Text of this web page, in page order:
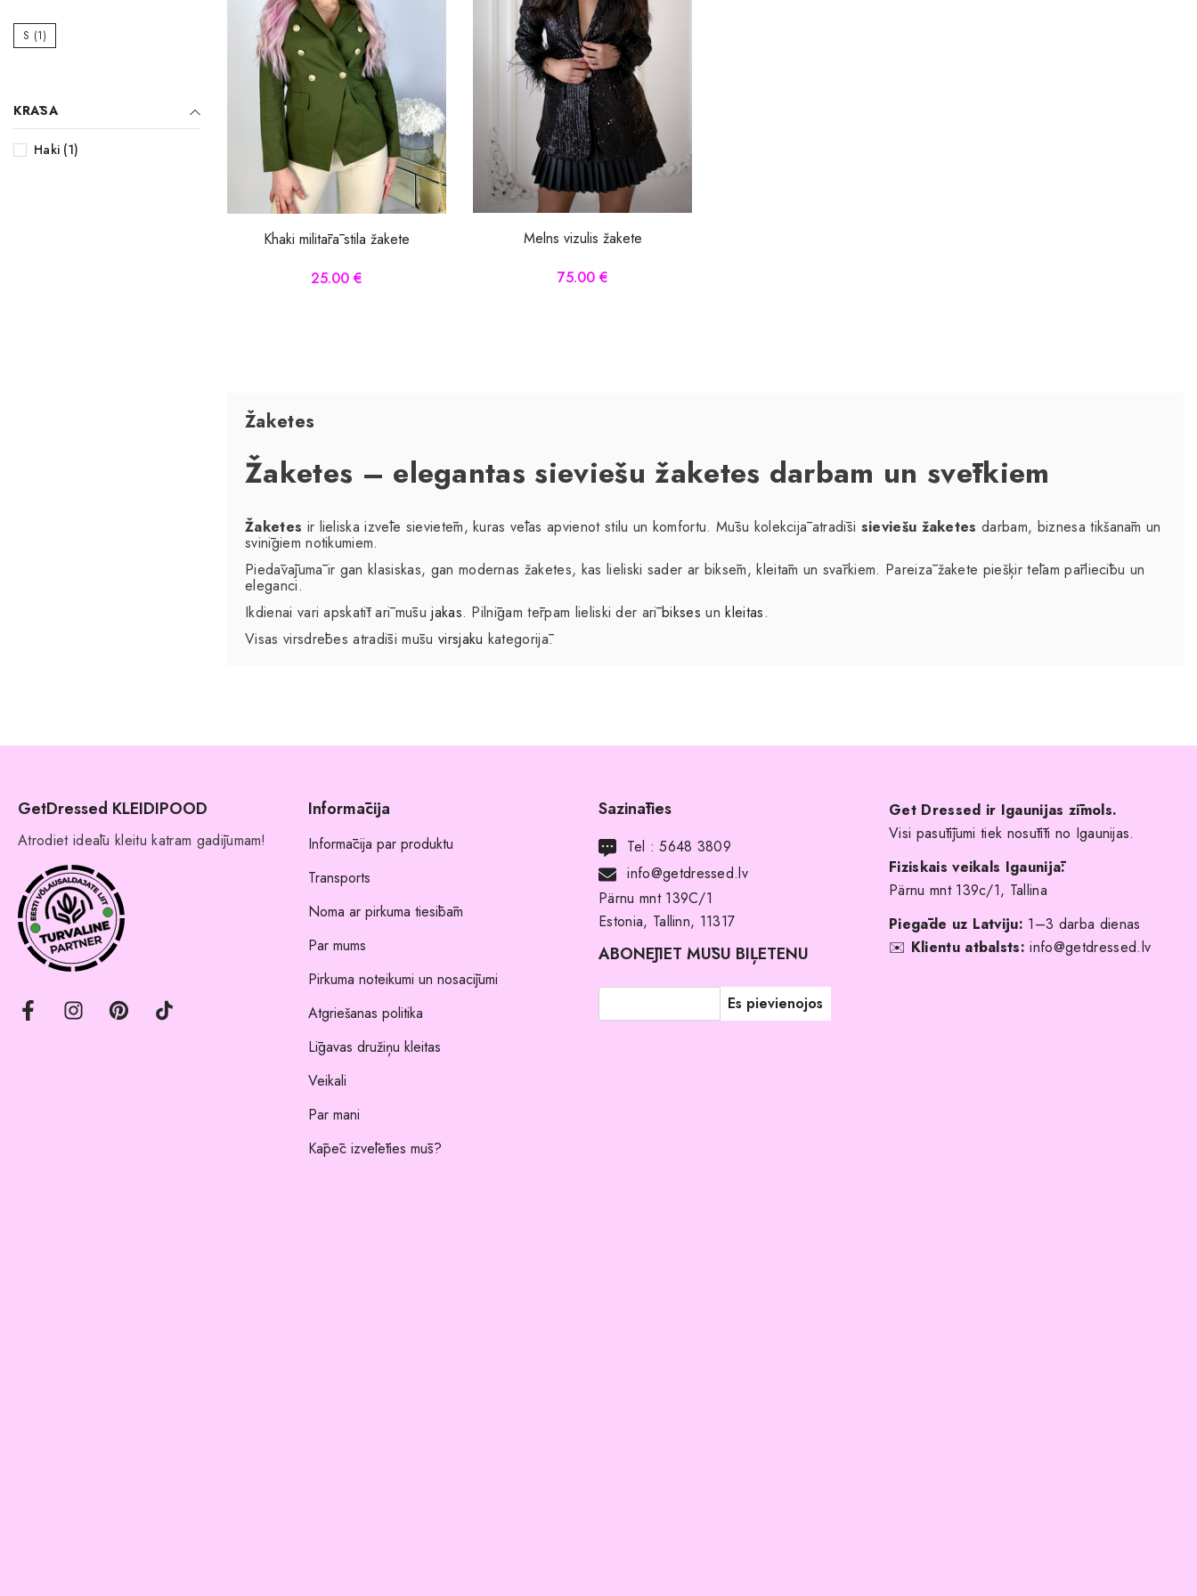
S (1)
KRĀSA
Haki (1)
Khaki militārā stila žakete
25.00 €
Melns vizulis žakete
75.00 €
Žaketes
Žaketes – elegantas sieviešu žaketes darbam un svētkiem
Žaketes ir lieliska izvēle sievietēm, kuras vēlas apvienot stilu un komfortu. Mūsu kolekcijā atradīsi sieviešu žaketes darbam, biznesa tikšanām un
svinīgiem notikumiem.
Piedāvājumā ir gan klasiskas, gan modernas žaketes, kas lieliski sader ar biksēm, kleitām un svārkiem. Pareizā žakete piešķir tēlam pārliecību un
eleganci.
Ikdienai vari apskatīt arī mūsujakas. Pilnīgam tērpam lieliski der arībikses unkleitas.
Visas virsdrēbes atradīsi mūsu virsjaku kategorijā.
GetDressed KLEIDIPOOD
Atrodiet ideālu kleitu katram gadījumam!
Informācija
Informācija par produktu
Transports
Noma ar pirkuma tiesībām
Par mums
Pirkuma noteikumi un nosacījumi
Atgriešanas politika
Līgavas družiņu kleitas
Veikali
Par mani
Kāpēc izvēlēties mūs?
Sazināties
Tel :5648 3809
info@getdressed.lv
Pärnu mnt 139C/1
Estonia, Tallinn, 11317
ABONĒJIET MŪSU BIĻETENU
Get Dressed ir Igaunijas zīmols.
Visi pasūtījumi tiek nosūtīti no Igaunijas.
Fiziskais veikals Igaunijā:
Pärnu mnt 139c/1, Tallina
Piegāde uz Latviju: 1–3 darba dienas
✉️ Klientu atbalsts: info@getdressed.lv